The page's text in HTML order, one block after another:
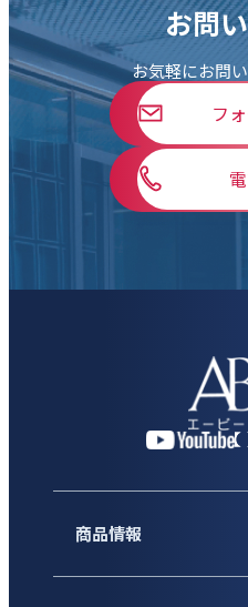
お問
お気軽にお問
フ
商品情報